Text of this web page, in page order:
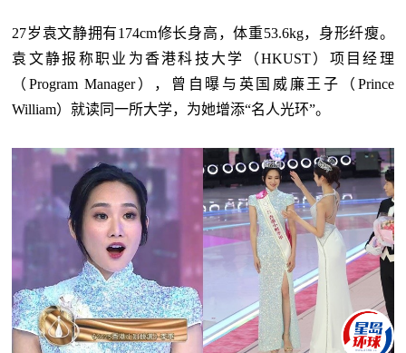
27岁袁文静拥有174cm修长身高，体重53.6kg，身形纤瘦。
袁文静报称职业为香港科技大学（HKUST）项目经理
（Program Manager），曾自曝与英国威廉王子（Prince
William）就读同一所大学，为她增添“名人光环”。